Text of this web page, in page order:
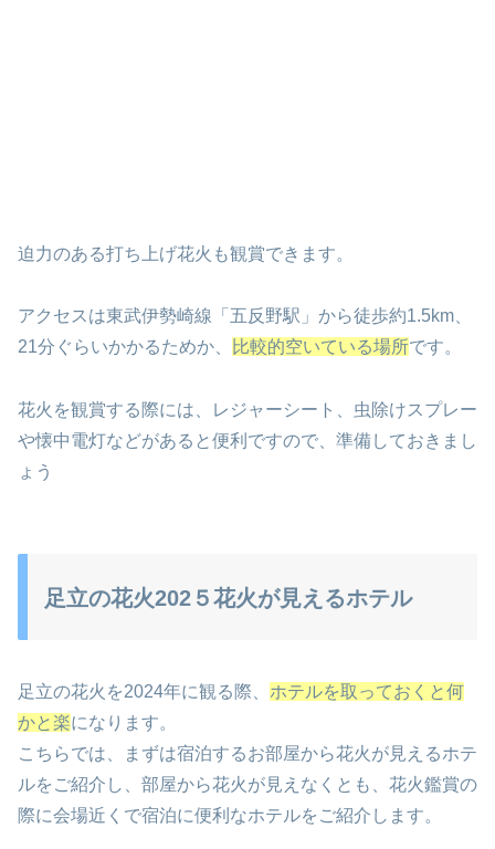
迫力のある打ち上げ花火も観賞できます。
アクセスは東武伊勢崎線「五反野駅」から徒歩約1.5km、
21分ぐらいかかるためか、
比較的空いている場所です。
花火を観賞する際には、レジャーシート、虫除けスプレー
や懐中電灯などがあると便利ですので、準備しておきまし
ょう
足立の花火202５花火が見えるホテル
足立の花火を2024年に観る際、 ホテルを取っておくと何
かと楽になります。
こちらでは、まずは宿泊するお部屋から花火が見えるホテ
ルをご紹介し、部屋から花火が見えなくとも、花火鑑賞の
際に会場近くで宿泊に便利なホテルをご紹介します。